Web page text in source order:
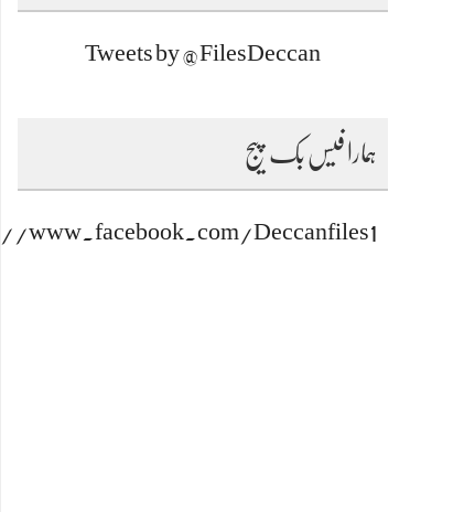
Tweets by @FilesDeccan
ہمارا فیس بک پیج
www.facebook.com/Deccanfiles1